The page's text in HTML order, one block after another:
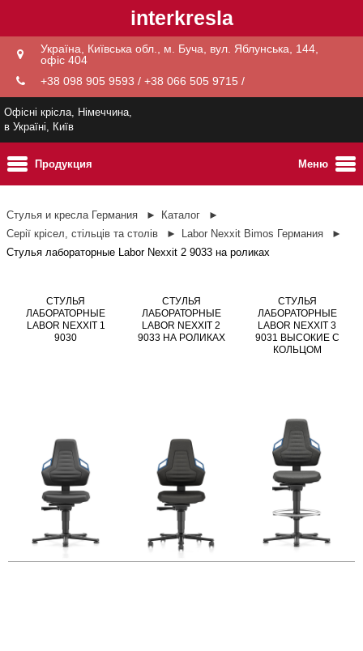
interkresla
Україна, Київська обл., м. Буча, вул. Яблунська, 144,
офіс 404
+38 098 905 9593 / +38 066 505 9715 /
Офісні крісла, Німеччина,
в Україні, Київ
Меню
Продукция
Стулья и кресла Германия
Каталог
Серії крісел, стільців та столів
Labor Nexxit Bimos Германия
Стулья лабораторные Labor Nexxit 2 9033 на роликах
СТУЛЬЯ
ЛАБОРАТОРНЫЕ
LABOR NEXXIT 1
9030
СТУЛЬЯ
ЛАБОРАТОРНЫЕ
LABOR NEXXIT 2
9033 НА РОЛИКАХ
СТУЛЬЯ
ЛАБОРАТОРНЫЕ
LABOR NEXXIT 3
9031 ВЫСОКИЕ С
КОЛЬЦОМ